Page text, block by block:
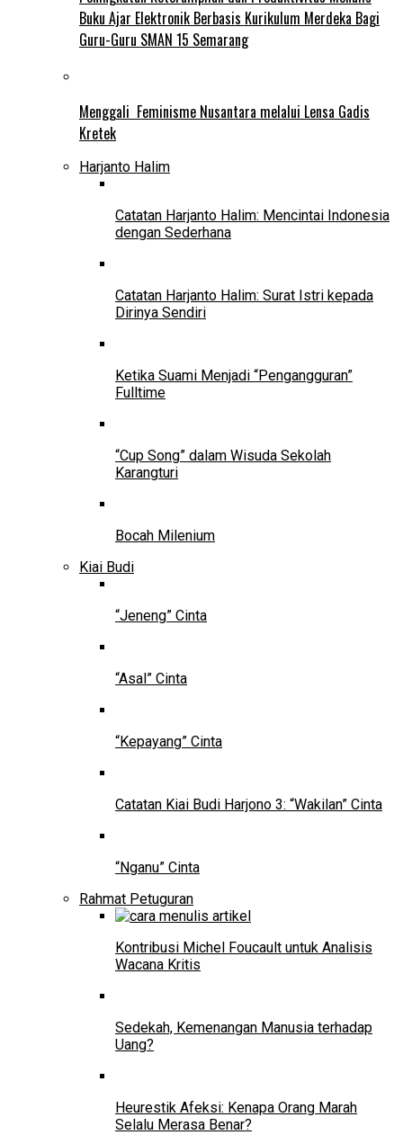
Buku Ajar Elektronik Berbasis Kurikulum Merdeka Bagi
Guru-Guru SMAN 15 Semarang
Menggali Feminisme Nusantara melalui Lensa Gadis
Kretek
Harjanto Halim
Catatan Harjanto Halim: Mencintai Indonesia
dengan Sederhana
Catatan Harjanto Halim: Surat Istri kepada
Dirinya Sendiri
Ketika Suami Menjadi “Pengangguran”
Fulltime
“Cup Song” dalam Wisuda Sekolah
Karangturi
Bocah Milenium
Kiai Budi
“Jeneng” Cinta
“Asal” Cinta
“Kepayang” Cinta
Catatan Kiai Budi Harjono 3: “Wakilan” Cinta
“Nganu” Cinta
Rahmat Petuguran
Kontribusi Michel Foucault untuk Analisis
Wacana Kritis
Sedekah, Kemenangan Manusia terhadap
Uang?
Heurestik Afeksi: Kenapa Orang Marah
Selalu Merasa Benar?